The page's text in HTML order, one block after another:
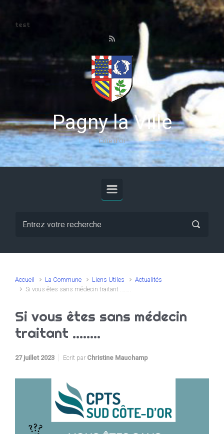
test
Pagny la Ville
Côte d'Or
Accueil La Commune Liens Utiles
Actualités
Si vous êtes sans médecin traitant ……..
Si vous êtes sans médecin
traitant ……..
27 juillet 2023 Ecrit par Christine Mauchamp